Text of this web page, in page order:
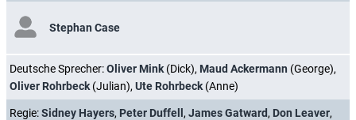
Stephan Case
Deutsche Sprecher:Oliver Mink (Dick), Maud Ackermann (George),
Oliver Rohrbeck (Julian), Ute Rohrbeck (Anne)
Regie:Sidney Hayers, Peter Duffell , James Gatward , Don Leaver,